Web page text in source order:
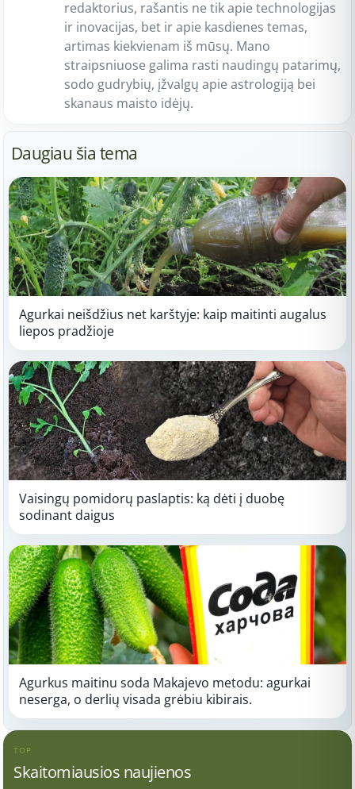
redaktorius, rašantis ne tik apie technologijas
ir inovacijas, bet ir apie kasdienes temas,
artimas kiekvienam iš mūsų. Mano
straipsniuose galima rasti naudingų patarimų,
sodo gudrybių, įžvalgų apie astrologiją bei
skanaus maisto idėjų.
Daugiau šia tema
Agurkai neišdžius net karštyje: kaip maitinti augalus
liepos pradžioje
Vaisingų pomidorų paslaptis: ką dėti į duobę
sodinant daigus
Agurkus maitinu soda Makajevo metodu: agurkai
neserga, o derlių visada grėbiu kibirais.
TOP
Skaitomiausios naujienos